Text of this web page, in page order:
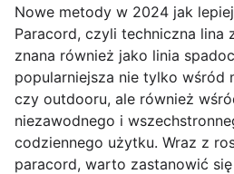
Nowe metody w 2024 jak
Paracord, czyli techniczna lina
znana również jako linia
popularniejsza nie tylko wśród
czy outdooru, ale również
niezawodnego i
codziennego użytku. Wraz z
paracord, warto zastanowić